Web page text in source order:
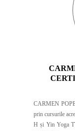
CARMEN
prin cursurile
H și Yin Yoga